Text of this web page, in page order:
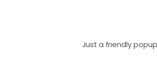
Just a friendly